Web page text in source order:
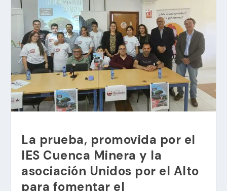
La prueba, promovida por el
IES Cuenca Minera y la
asociación Unidos por el Alto
para fomentar el